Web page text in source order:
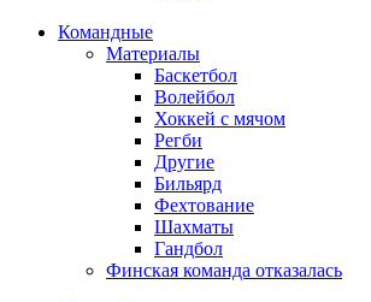
Командные
Материалы
Баскетбол
Волейбол
Хоккей с мячом
Регби
Другие
Бильярд
Фехтование
Шахматы
Гандбол
Финская команда отказалась